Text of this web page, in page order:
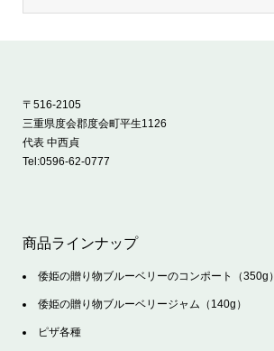
〒516-2105
三重県度会郡度会町平生1126
代表 中西貞
Tel:0596-62-0777
商品ラインナップ
倭姫の贈り物ブルーベリーのコンポート（350g）
倭姫の贈り物ブルーベリージャム（140g）
ピザ各種